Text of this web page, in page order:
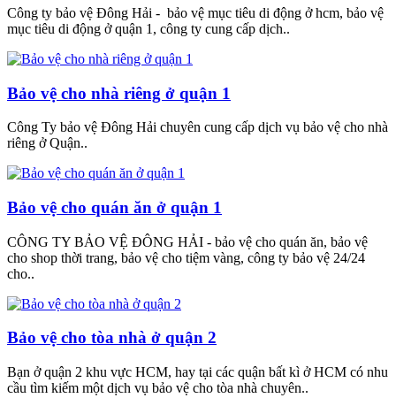
Công ty bảo vệ Đông Hải - bảo vệ mục tiêu di động ở hcm, bảo vệ
mục tiêu di động ở quận 1, công ty cung cấp dịch..
Bảo vệ cho nhà riêng ở quận 1
Công Ty bảo vệ Đông Hải chuyên cung cấp dịch vụ bảo vệ cho nhà
riêng ở Quận..
Bảo vệ cho quán ăn ở quận 1
CÔNG TY BẢO VỆ ĐÔNG HẢI - bảo vệ cho quán ăn, bảo vệ
cho shop thời trang, bảo vệ cho tiệm vàng, công ty bảo vệ 24/24
cho..
Bảo vệ cho tòa nhà ở quận 2
Bạn ở quận 2 khu vực HCM, hay tại các quận bất kì ở HCM có nhu
cầu tìm kiếm một dịch vụ bảo vệ cho tòa nhà chuyên..